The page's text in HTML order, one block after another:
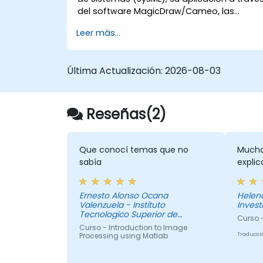
del software MagicDraw/Cameo, las
Ingeniería de Sistemas Basada en Modelos
(MBSE) y las mejores prácticas en MBSE.
para proporcionar a los profesionales un
Simulation Toolkit, la simulación de
múltiples tipos de diagramas y cómo
vincular las simulaciones de diagramas
para automatizar la arquitectura.
Leer más...
Última Actualización: 2026-08-03
Reseñas(2)
Que conocí temas que no
sabía
Ernesto Alonso Ocana
Valenzuela - Instituto
Tecnologico Superior de
Comalcalco
Curso - Introduction to Image
Processing using Matlab
Curso